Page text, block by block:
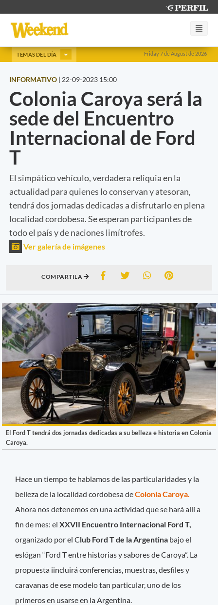
Friday 7 de August de 2026
TEMAS DEL DÍA
INFORMATIVO | 22-09-2023 15:00
Colonia Caroya será la
sede del Encuentro
Internacional de Ford
T
El simpático vehículo, verdadera reliquia en la
actualidad para quienes lo conservan y atesoran,
tendrá dos jornadas dedicadas a disfrutarlo en plena
localidad cordobesa. Se esperan participantes de
todo el país y de naciones limítrofes.
Ver galería de imágenes
COMPARTILA
El Ford T tendrá dos jornadas dedicadas a su belleza e historia en Colonia
Caroya.
Hace un tiempo te hablamos de las particularidades y la
belleza de la localidad cordobesa deColonia Caroya.
Ahora nos detenemos en una actividad que se hará allí a
fin de mes: el XXVII Encuentro Internacional Ford T,
organizado por el Club Ford T de la Argentina bajo el
eslógan “Ford T entre historias y sabores de Caroya”. La
propuesta iincluirá conferencias, muestras, desfiles y
caravanas de ese modelo tan particular, uno de los
primeros en usarse en la Argentina.